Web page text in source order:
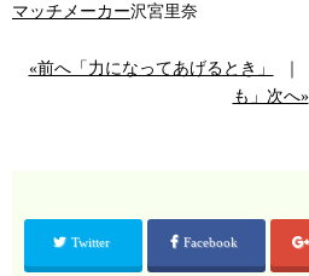
マッチメーカー沢宮里奈
«前へ「力になってあげるとき」
も」次へ»
Twitter Facebook